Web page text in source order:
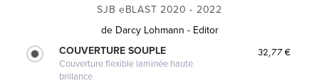
SJB eBLAST 2020 - 2022
de Darcy Lohmann - Editor
COUVERTURE SOUPLE
Couverture flexible laminée haute
brillance
32,77 €